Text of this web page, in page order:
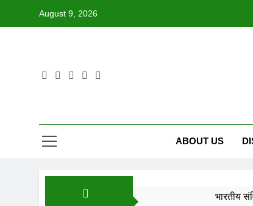
August 9, 2026
ABOUT US
भारतीय